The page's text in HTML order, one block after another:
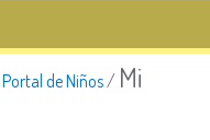
Portal de Niños/ Mi